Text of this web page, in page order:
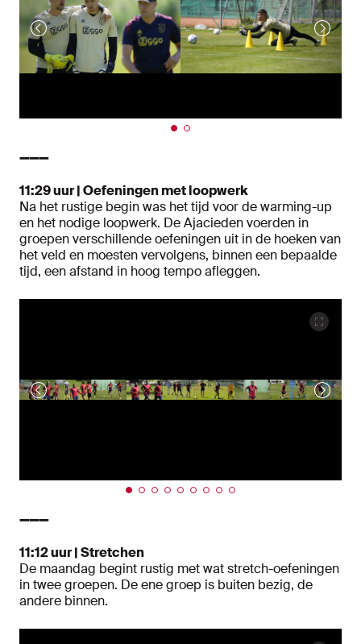
➖➖➖
11:29 uur | Oefeningen met loopwerk
Na het rustige begin was het tijd voor de warming-up
en het nodige loopwerk. De Ajacieden voerden in
groepen verschillende oefeningen uit in de hoeken van
het veld en moesten vervolgens, binnen een bepaalde
tijd, een afstand in hoog tempo afleggen.
➖➖➖
11:12 uur | Stretchen
De maandag begint rustig met wat stretch-oefeningen
in twee groepen. De ene groep is buiten bezig, de
andere binnen.